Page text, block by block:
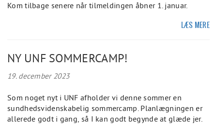
Kom tilbage senere når tilmeldingen åbner 1. januar.
LÆS MERE
NY UNF SOMMERCAMP!
19. december 2023
Som noget nyt i UNF afholder vi denne sommer en
sundhedsvidenskabelig sommercamp. Planlægningen er
allerede godt i gang, så I kan godt begynde at glæde jer.